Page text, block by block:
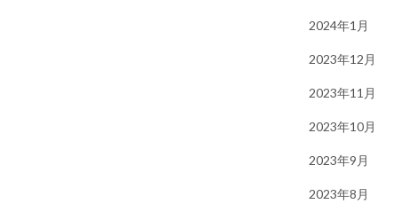
2024年1月
2023年12月
2023年11月
2023年10月
2023年9月
2023年8月